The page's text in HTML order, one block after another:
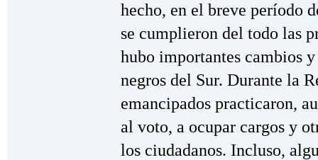
hecho, en el breve período
se cumplieron del todo las
hubo importantes cambios
negros del Sur. Durante la
emancipados practicaron,
al voto, a ocupar cargos y
los ciudadanos. Incluso,